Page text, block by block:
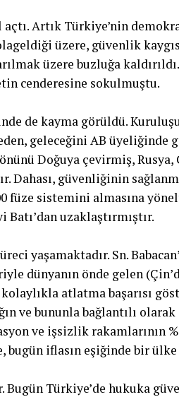
Artık Türkiye’nin
üzere, güvenlik
üzere buzluğa
cenderesine sokulmuştu.
de kayma görüldü.
geleceğini AB üyeliğinde
Doğuya çevirmiş, Rusya,
Dahası, güvenliğinin
füze sistemini almasına
uzaklaştırmıştır.
yaşamaktadır. Sn.
dünyanın önde gelen
atlatma başarısı
ve bununla bağlantılı olarak
ve işsizlik rakamlarının
bugün iflasın eşiğinde bir
Türkiye’de hukuka